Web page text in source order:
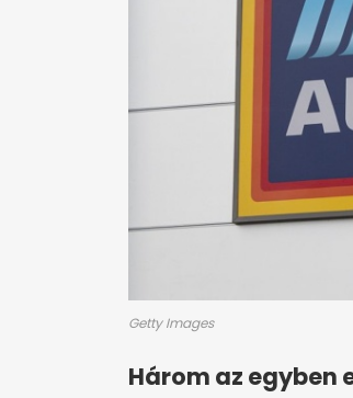
Getty Images
Három az egyben